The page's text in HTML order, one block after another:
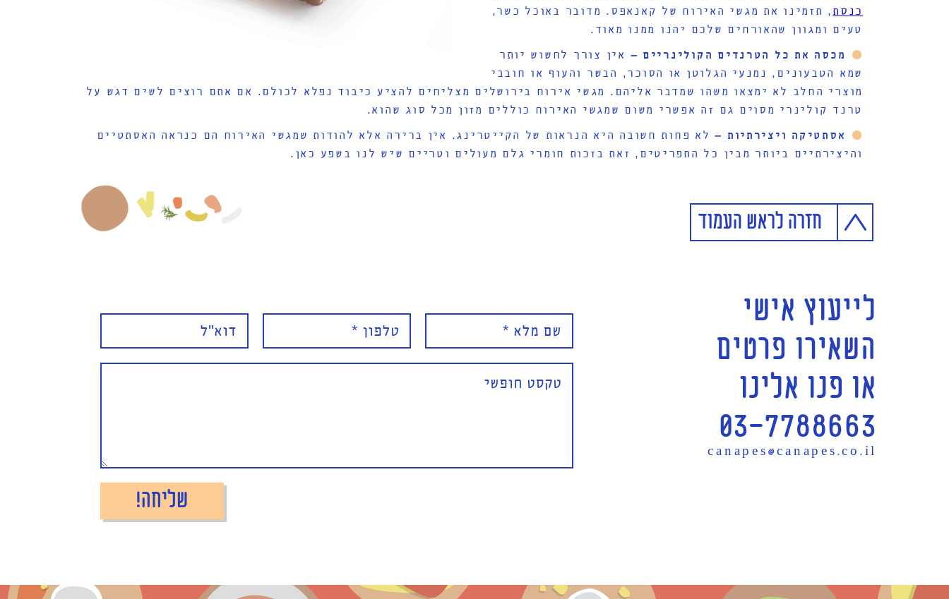
כנסת , תזמינו את מגשי האירוח של קאנאפס. מדובר באוכל כשר,
טעים ומגוון שהאורחים שלכם יהנו ממנו מאוד.
מכסה את כל הטרנדים הקולינריים – אין צורך לחשוש יותר
שמא הטבעונים, נמנעי הגלוטן או הסוכר, הבשר והעוף או חובבי
מוצרי החלב לא ימצאו משהו שמדבר אליהם. מגשי אירוח בירושלים מצליחים להציע כיבוד נפלא לכולם. אם אתם רוצים לשים דגש על
טרנד קולינרי מסוים גם זה אפשרי משום שמגשי האירוח כוללים מזון מכל סוג שהוא.
אסתטיקה ויצירתיות –לא פחות חשובה היא הנראות של הקייטרינג. אין ברירה אלא להודות שמגשי האירוח הם כנראה האסתטיים
והיצירתיים ביותר מבין כל התפריטים, זאת בזכות חומרי גלם מעולים וטריים שיש לנו בשפע כאן.
חזרה לראש העמוד
לייעוץ אישי
השאירו פרטים
או פנו אלינו
03-7788663
canapes@canapes.co.il